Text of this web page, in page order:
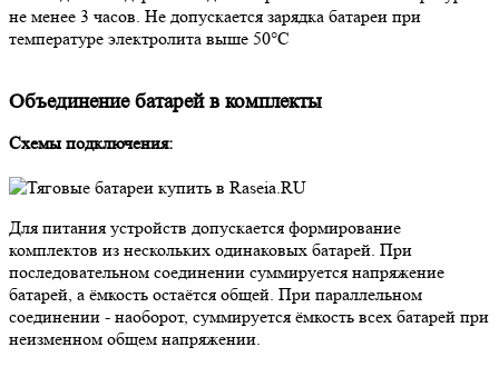
не менее 3 часов. Не допускается зарядка батареи при
температуре электролита выше 50°С
Объединение батарей в комплекты
Схемы подключения:
Для питания устройств допускается формирование
комплектов из нескольких одинаковых батарей. При
последовательном соединении суммируется напряжение
батарей, а ёмкость остаётся общей. При параллельном
соединении - наоборот, суммируется ёмкость всех батарей при
неизменном общем напряжении.